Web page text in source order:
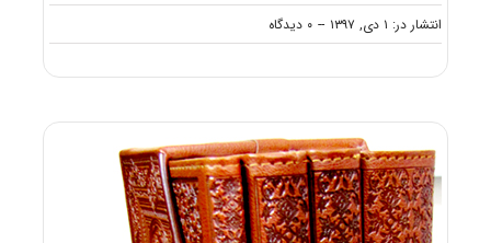
انتشار در: ۱ دی, ۱۳۹۷ -- ۰ دیدگاه
on
دانلود
۹۸
مدرسی
معارف
اسلامی
کد
۲۱۸۰